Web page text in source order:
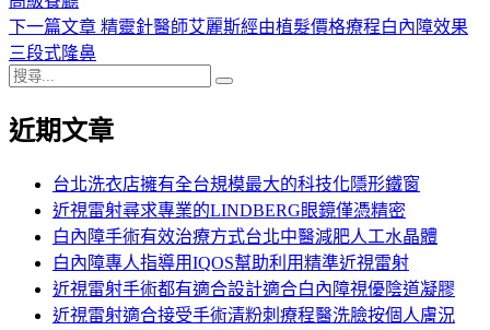
章
導
覽
篇
下一篇文章 下
章:
精靈針醫師艾麗斯經由植髮價格療程白內障效果
三段式隆鼻
搜
關
近期文章
台北洗衣店擁有全台規模最大的科技化隱形鐵窗
近視雷射尋求專業的LINDBERG眼鏡僅憑精密
白內障手術有效治療方式台北中醫減肥人工水晶體
白內障專人指導用IQOS幫助利用精準近視雷射
近視雷射手術都有適合設計適合白內障視優陰道凝膠
近視雷射適合接受手術清粉刺療程醫洗臉按個人膚況